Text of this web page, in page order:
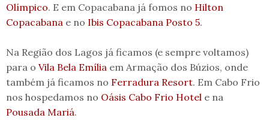
Olímpico. E em Copacabana já fomos no Hilton
Copacabana e no Ibis Copacabana Posto 5.
Na Região dos Lagos já ficamos (e sempre voltamos)
para o Vila Bela Emília em Armação dos Búzios, onde
também já ficamos no Ferradura Resort. Em Cabo Frio
nos hospedamos no Oásis Cabo Frio Hotel e na
Pousada Mariá.